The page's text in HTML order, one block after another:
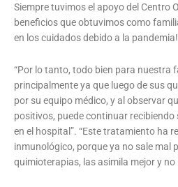
Siempre tuvimos el apoyo del Centro
beneficios que obtuvimos como
en los cuidados debido a la
“Por lo tanto, todo bien para nuestra
principalmente ya que luego de sus
por su equipo médico, y al observar
positivos, puede continuar
en el hospital”. “Este tratamiento ha
inmunológico, porque ya no sale mal
quimioterapias, las asimila mejor y no